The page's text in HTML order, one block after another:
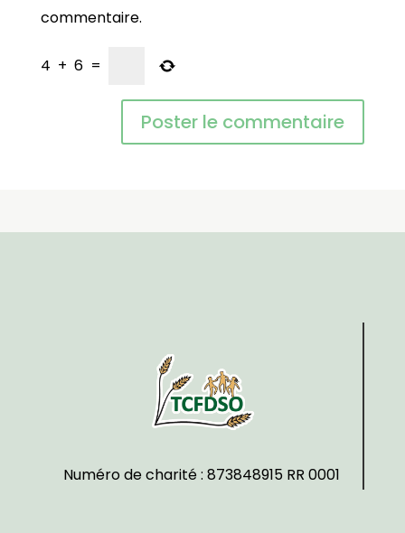
commentaire.
4 + 6 =
Numéro de charité : 873848915 RR 0001